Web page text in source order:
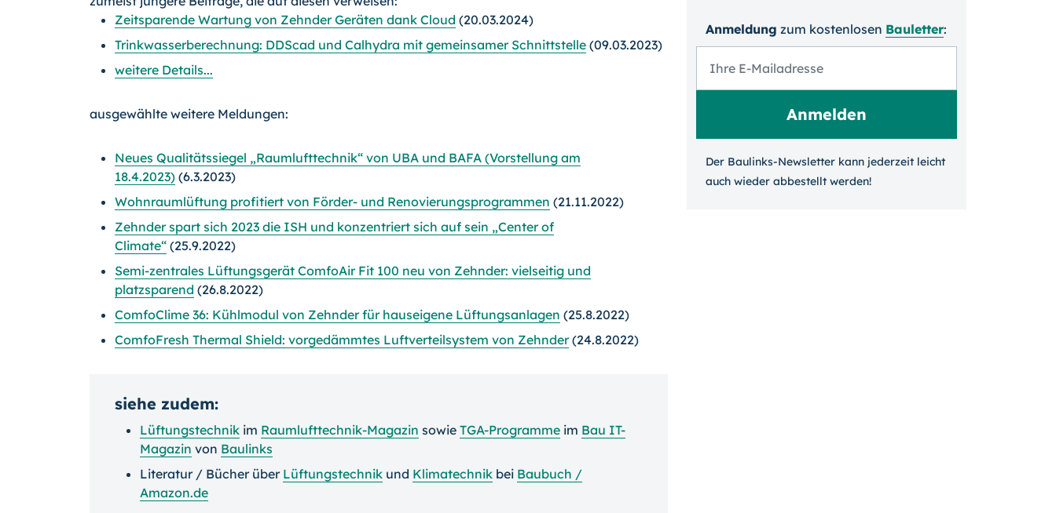
Zeitsparende Wartung von Zehnder Geräten dank Cloud (20.03.2024)
Trinkwasserberechnung: DDScad und Calhydra mit gemeinsamer Schnittstelle (09.03.2023)
weitere Details...
ausgewählte weitere Meldungen:
Neues Qualitätssiegel „Raumlufttechnik“ von UBA und BAFA (Vorstellung am
18.4.2023) (6.3.2023)
Wohnraumlüftung profitiert von Förder- und Renovierungsprogrammen (21.11.2022)
Zehnder spart sich 2023 die ISH und konzentriert sich auf sein „Center of
Climate“ (25.9.2022)
Semi-zentrales Lüftungsgerät ComfoAir Fit 100 neu von Zehnder: vielseitig und
platzsparend (26.8.2022)
ComfoClime 36: Kühlmodul von Zehnder für hauseigene Lüftungsanlagen (25.8.2022)
ComfoFresh Thermal Shield: vorgedämmtes Luftverteilsystem von Zehnder(24.8.2022)
siehe zudem:
Lüftungstechnik im Raumlufttechnik-Magazin sowie TGA-Programme im Bau IT-
Magazin von Baulinks
Literatur / Bücher über Lüftungstechnik und Klimatechnik bei Baubuch /
Amazon.de
Anmeldung zum kosten­losen Bauletter:
Der Baulinks-Newsletter kann jeder­zeit leicht
auch wieder ab­bestellt werden!